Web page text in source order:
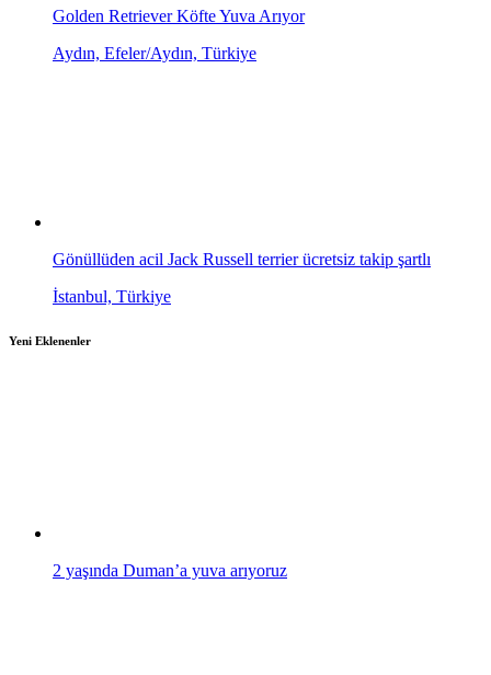
Golden Retriever Köfte Yuva Arıyor
Aydın, Efeler/Aydın, Türkiye
Gönüllüden acil Jack Russell terrier ücretsiz takip şartlı
İstanbul, Türkiye
Yeni Eklenenler
2 yaşında Duman’a yuva arıyoruz